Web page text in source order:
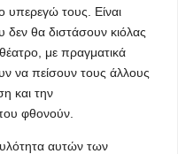
υπερεγώ τους. Είναι
δεν θα διστάσουν κιόλας
με πραγματικά
να πείσουν τους άλλους
και την
φθονούν.
αυτών των